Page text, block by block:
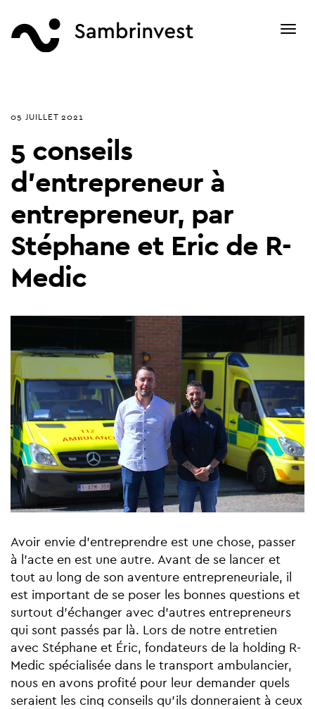
05 JUILLET 2021
5 conseils
d'entrepreneur à
entrepreneur, par
Stéphane et Eric de R-
Medic
Avoir envie d'entreprendre est une chose, passer
à l'acte en est une autre. Avant de se lancer et
tout au long de son aventure entrepreneuriale, il
est important de se poser les bonnes questions et
surtout d'échanger avec d'autres entrepreneurs
qui sont passés par là. Lors de notre entretien
avec Stéphane et Éric, fondateurs de la holding R-
Medic spécialisée dans le transport ambulancier,
nous en avons profité pour leur demander quels
seraient les cinq conseils qu'ils donneraient à ceux